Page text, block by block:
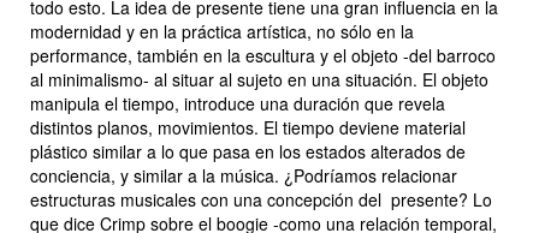
todo esto. La idea de presente tiene una gran influencia en la
modernidad y en la práctica artística, no sólo en la
performance, también en la escultura y el objeto -del barroco
al minimalismo- al situar al sujeto en una situación. El objeto
manipula el tiempo, introduce una duración que revela
distintos planos, movimientos. El tiempo deviene material
plástico similar a lo que pasa en los estados alterados de
conciencia, y similar a la música. ¿Podríamos relacionar
estructuras musicales con una concepción del presente? Lo
que dice Crimp sobre el boogie -como una relación temporal,